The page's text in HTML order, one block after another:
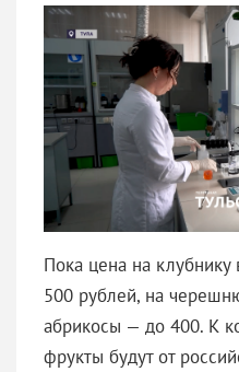
Пока цена на клубнику
500 рублей, на
абрикосы — до 400. К
фрукты будут от